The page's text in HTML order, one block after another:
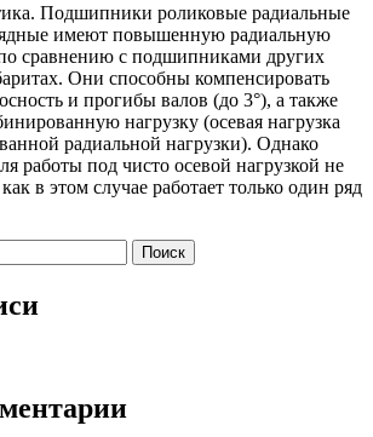
Подшипники роликовые радиальные
имеют повышенную радиальную
сравнению с подшипниками других
Они способны компенсировать
и прогибы валов (до 3°), а также
нагрузку (осевая нагрузка
радиальной нагрузки). Однако
работы под чисто осевой нагрузкой не
в этом случае работает только один ряд